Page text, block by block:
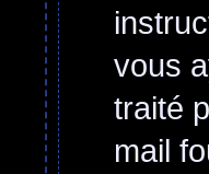
vous
traité
mail